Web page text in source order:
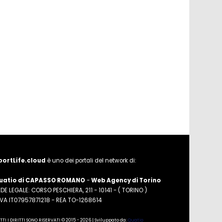
è uno dei portali del network di:
di CAPASSO ROMANO -Web Agency di Torino
LEGALE: CORSO PESCHIERA, 211 - 10141 - ( TORINO )
IT07957871218 - REA TO-1268614
I DIRITTI SONO RISERVATI © 2015 - 2026 | Sviluppato da:Quatio